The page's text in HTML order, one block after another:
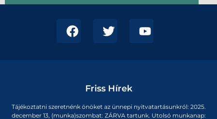
Friss Hírek
Tájékoztatni szeretnénk önöket az ünnepi nyitvatartásunkról: 2025.
december 13, (munka)szombat: ZÁRVA tartunk. Utolsó munkanap: